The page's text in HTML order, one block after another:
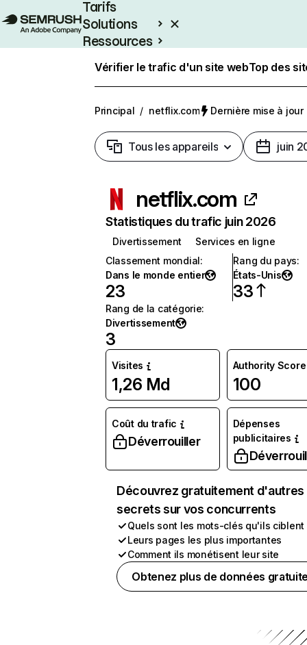
Tarifs
Solutions
Ressources
Vérifier le trafic d'un site webTop des
Principal / netflix.com Dernière mise à jour
Tous les appareils juin
netflix.com
Statistiques du trafic juin 2026
Divertissement
Services en ligne
Classement mondial:
Dans le monde entier
23
Rang du pays:
États-Unis
33
Rang de la catégorie:
Divertissement
3
Visites
1,26 Md
Authority Score
100
Coût du trafic
Déverrouiller
Dépenses
publicitaires
Découvrez gratuitement d'autres
secrets sur vos concurrents
Quels sont les mots-clés qu'ils ciblent
Leurs pages les plus importantes
Comment ils monétisent leur site
Obtenez plus de données